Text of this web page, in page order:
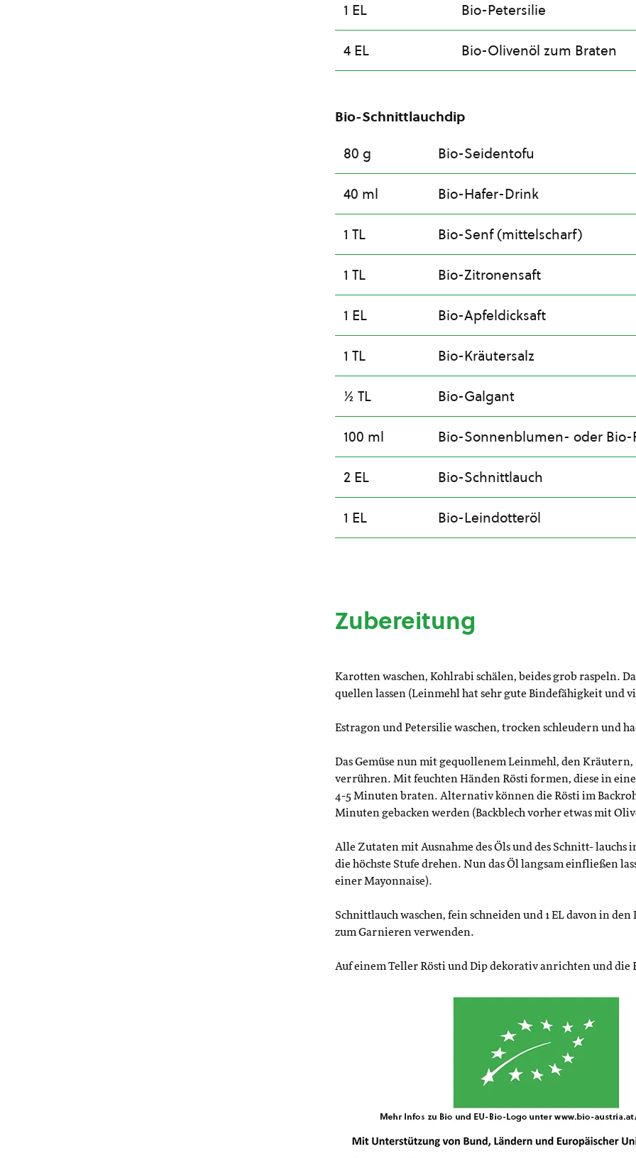
1 EL Bio-Petersilie
4 EL Bio-Olivenöl zum Braten
Bio-Schnittlauchdip
80 g
Bio-Seidentofu
40 ml Bio-Hafer-Drink
1 TL Bio-Senf (mittelscharf)
1 TL Bio-Zitronensaft
1 EL Bio-Apfeldicksaft
1 TL Bio-Kräutersalz
½ TL Bio-Galgant
100 ml Bio-Sonnenblumen- oder Bio-
2 EL Bio-Schnittlauch
1 EL Bio-Leindotteröl
Zubereitung
Karotten waschen, Kohlrabi schälen, beides grob raspeln.
quellen lassen (Leinmehl hat sehr gute Bindefähigkeit und
Estragon und Petersilie waschen, trocken schleudern und
Das Gemüse nun mit gequollenem Leinmehl, den
verrühren. Mit feuchten Händen Rösti formen, diese in
4-5 Minuten braten. Alternativ können die Rösti im
Minuten gebacken werden (Backblech vorher etwas mit
Alle Zutaten mit Ausnahme des Öls und des Schnitt-
die höchste Stufe drehen. Nun das Öl langsam einfließen
einer Mayonnaise).
Schnittlauch waschen, fein schneiden und 1 EL davon in
zum Garnieren verwenden.
Auf einem Teller Rösti und Dip dekorativ anrichten und